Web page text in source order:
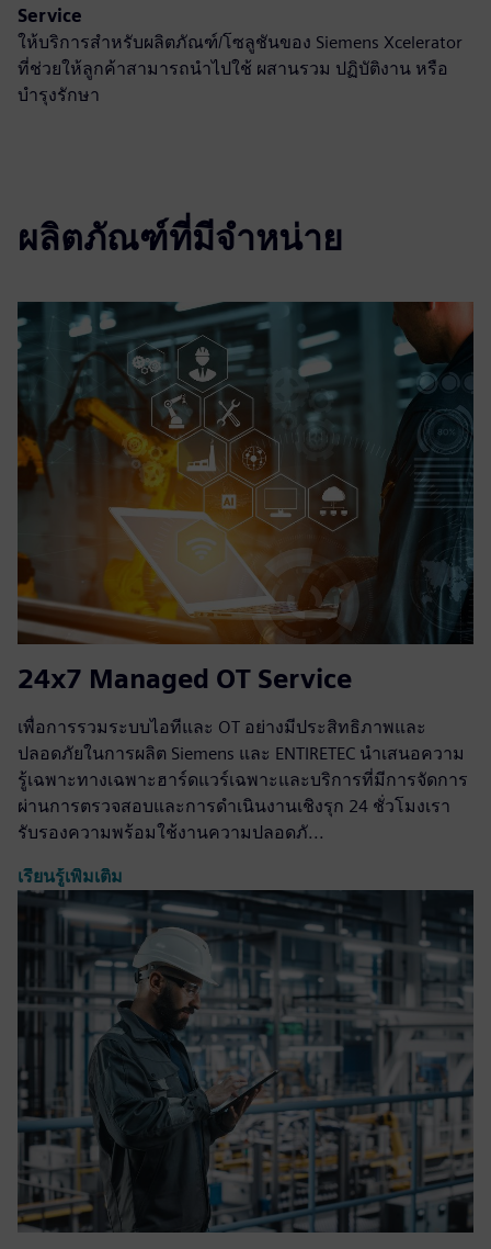
Service
ให้บริการสำหรับผลิตภัณฑ์/โซลูชันของ Siemens Xcelerator
ที่ช่วยให้ลูกค้าสามารถนำไปใช้ ผสานรวม ปฏิบัติงาน หรือ
บำรุงรักษา
ผลิตภัณฑ์ที่มีจำหน่าย
24x7 Managed OT Service
เพื่อการรวมระบบไอทีและ OT อย่างมีประสิทธิภาพและ
ปลอดภัยในการผลิต Siemens และ ENTIRETEC นำเสนอความ
รู้เฉพาะทางเฉพาะฮาร์ดแวร์เฉพาะและบริการที่มีการจัดการ
ผ่านการตรวจสอบและการดำเนินงานเชิงรุก 24 ชั่วโมงเรา
รับรองความพร้อมใช้งานความปลอดภั...
เรียนรู้เพิ่มเติม